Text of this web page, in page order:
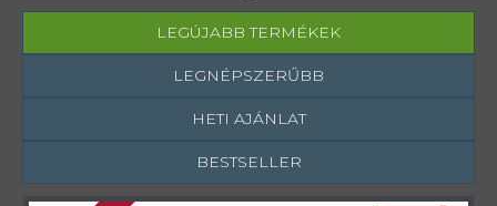
LEGÚJABB TERMÉKEK
LEGNÉPSZERŰBB
HETI AJÁNLAT
BESTSELLER